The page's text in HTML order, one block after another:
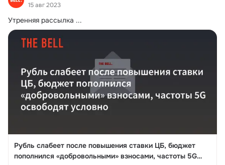
15 авг 2023
Утренняя рассылка ...
Рубль слабеет после повышения ставки ЦБ, бюджет
пополнился «добровольными» взносами, частоты 5G